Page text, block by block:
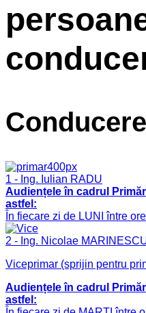
1 - Ing. Iulian RADU
Audiențele în cadrul
astfel:
În fiecare zi de LUNI între
2 - Ing. Nicolae
Viceprimar (sprijin pentru
Audiențele în cadrul
astfel: